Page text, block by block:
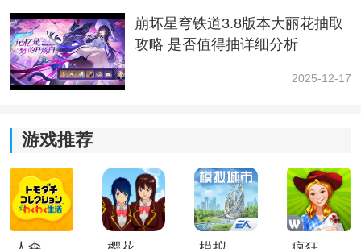
崩坏星穹铁道3.8版本大丽花抽取
攻略 是否值得抽详细分析
2025-12-17
游戏推荐